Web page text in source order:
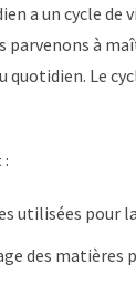
a un cycle de
parvenons à
Le
utilisées pour
des matières